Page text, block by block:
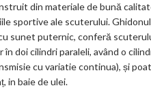
din materiale de bună
sportive ale scuterului.
sunet puternic, conferă
doi cilindri paraleli, având o
cu variatie continua), și
in baie de ulei.